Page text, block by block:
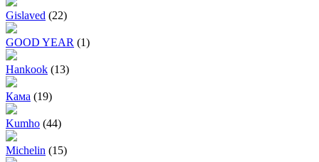
Gislaved (22)
GOOD YEAR (1)
Hankook (13)
Кама (19)
Kumho (44)
Michelin (15)